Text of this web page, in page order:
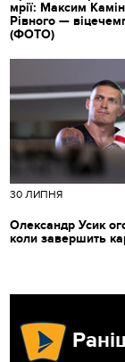
мрії: Максим
Рівного —
(ФОТО)
30 ЛИПНЯ
Олександр Усик
коли завершить